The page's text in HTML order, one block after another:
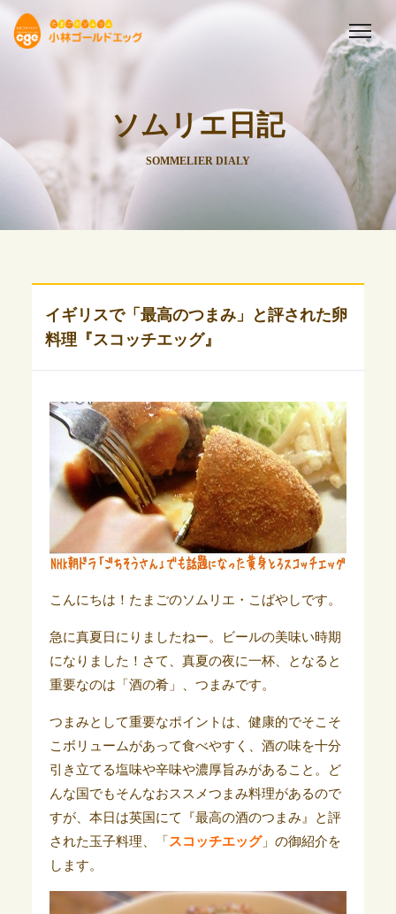
ソムリエ日記
SOMMELIER DIALY
イギリスで「最高のつまみ」と評された卵
料理『スコッチエッグ』
こんにちは！たまごのソムリエ・こばやしです。
急に真夏日にりましたねー。ビールの美味い時期
になりました！さて、真夏の夜に一杯、となると
重要なのは「酒の肴」、つまみです。
つまみとして重要なポイントは、健康的でそこそ
こボリュームがあって食べやすく、酒の味を十分
引き立てる塩味や辛味や濃厚旨みがあること。ど
んな国でもそんなおススメつまみ料理があるので
すが、本日は英国にて『最高の酒のつまみ』と評
された玉子料理、「 スコッチエッグ」の御紹介を
します。